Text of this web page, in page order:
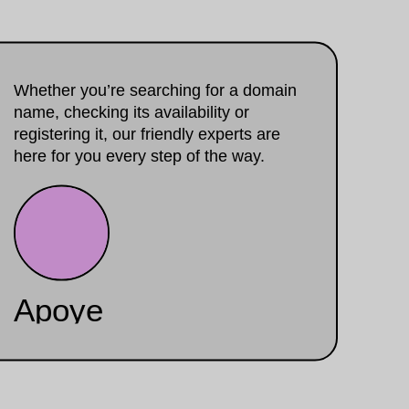
Whether you’re searching for a domain
name, checking its availability or
registering it, our friendly experts are
here for you every step of the way.
Apoye